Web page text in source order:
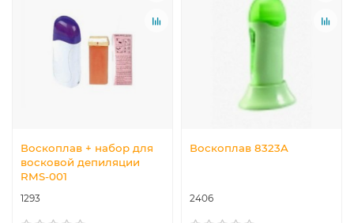
Воскоплав + набор для
восковой депиляции
RMS-001
1293
Воскоплав 8323A
2406